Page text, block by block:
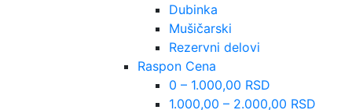
Dubinka
Mušičarski
Rezervni delovi
Raspon Cena
0 – 1.000,00 RSD
1.000,00 – 2.000,00 RSD